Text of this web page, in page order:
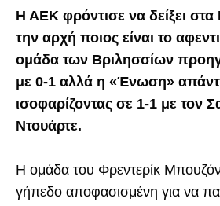
Η ΑΕΚ φρόντισε να δείξει
την αρχή ποιος είναι το
ομάδα των Βριλησσίων
με 0-1 αλλά η «Ένωση»
ισοφαρίζοντας σε 1-1 με τον
Ντουάρτε.
Η ομάδα του Φρεντερίκ
γήπεδο αποφασισμένη για να